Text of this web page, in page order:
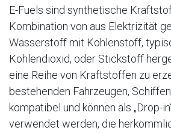
E-Fuels sind synthetische
Kombination von aus Elektrizität
Wasserstoff mit Kohlenstoff,
Kohlendioxid, oder Stickstoff
eine Reihe von Kraftstoffen zu
bestehenden Fahrzeugen,
kompatibel und können als „Drop-
verwendet werden, die